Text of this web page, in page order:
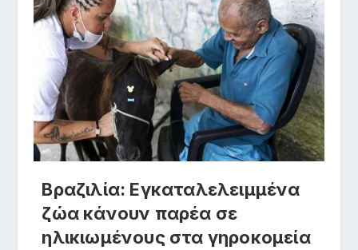
Βραζιλία: Εγκαταλελειμμένα
ζώα κάνουν παρέα σε
ηλικιωμένους στα γηροκομεία